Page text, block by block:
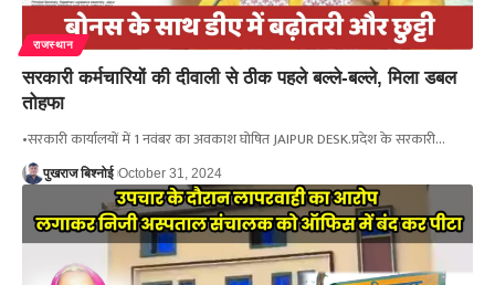
राजस्थान
सरकारी कर्मचारियों की दीवाली से ठीक पहले बल्ले-बल्ले, मिला डबल
तोहफा
•सरकारी कार्यालयों में 1 नवंबर का अवकाश घोषित JAIPUR DESK.प्रदेश के सरकारी…
पुखराज बिश्नोई October 31, 2024